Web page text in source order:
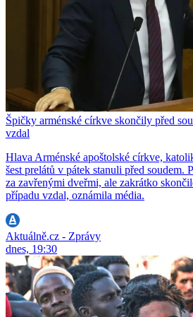
Špičky arménské církve skončily před
vzdal
Hlava Arménské apoštolské církve,
šest prelátů v pátek stanuli před soudem.
za zavřenými dveřmi, ale zakrátko
případu vzdal, oznámila média.
Aktuálně.cz - Zprávy
dnes, 19:30